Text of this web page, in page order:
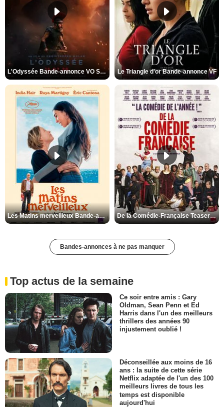
L'Odyssée Bande-annonce VO STFR Le Triangle d'or Bande-annonce VF
Les Matins merveilleux Bande-annonce VF De la Comédie-Française Teaser VF
Bandes-annonces à ne pas manquer
Top actus de la semaine
Ce soir entre amis : Gary
Oldman, Sean Penn et Ed
Harris dans l'un des meilleurs
thrillers des années 90
injustement oublié !
Déconseillée aux moins de 16
ans : la suite de cette série
Netflix adaptée de l'un des 100
meilleurs livres de tous les
temps est disponible
aujourd'hui